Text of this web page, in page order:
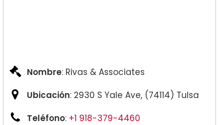
Nombre: Rivas & Associates
Ubicación: 2930 S Yale Ave, (74114) Tulsa
Teléfono: +1 918-379-4460